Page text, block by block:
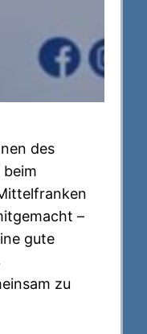
des
–
gute
zu